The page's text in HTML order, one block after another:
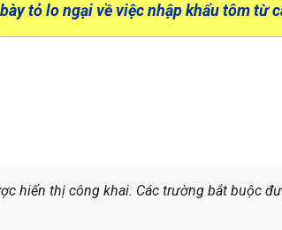
tỏ lo ngại về việc nhập khẩu tôm từ
hiển thị công khai. Các trường bắt buộc